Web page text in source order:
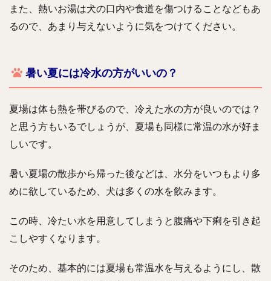
また、熱いお湯は犬の口内や食道を傷つけることなどもあ
るので、あまり与えないように気をつけてください。
暑い夏には冷水の方がいいの？
夏場は体も熱を帯びるので、冷えた水の方が良いのでは？
と思う方もいるでしょうが、夏場も同様に常温の水が好ま
しいです。
暑い夏場の散歩から帰った後などは、水分をいつもより多
めに欲しているため、犬は多くの水を飲みます。
この時、冷たい水を用意してしまうと腹痛や下痢を引き起
こしやすくなります。
そのため、基本的には夏場も常温水を与えるようにし、散